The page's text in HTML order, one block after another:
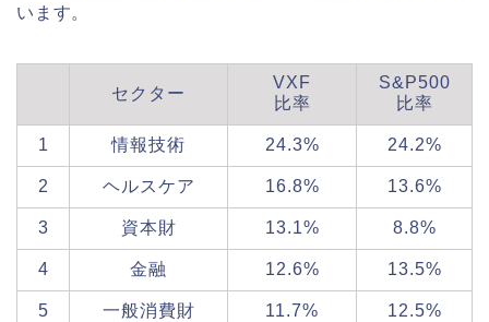
います。
セクター
VXF
比率
S&P500
比率
1 情報技術 24.3% 24.2%
2 ヘルスケア 16.8% 13.6%
3 資本財 13.1% 8.8%
4 金融 12.6% 13.5%
5 一般消費財 11.7% 12.5%